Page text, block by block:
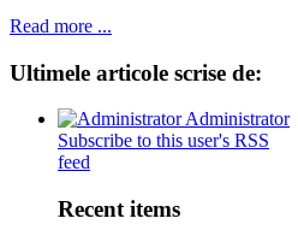
Read more ...
Ultimele articole scrise de:
Administrator
Subscribe to this user's RSS
feed
Recent items